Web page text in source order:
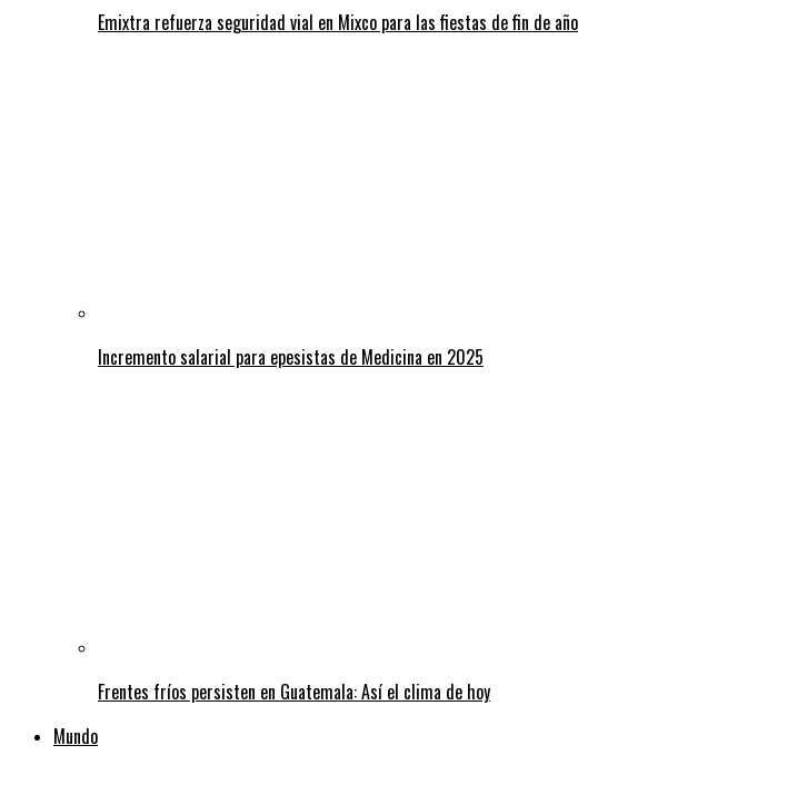
Emixtra refuerza seguridad vial en Mixco para las fiestas de fin de año
Incremento salarial para epesistas de Medicina en 2025
Frentes fríos persisten en Guatemala: Así el clima de hoy
Mundo